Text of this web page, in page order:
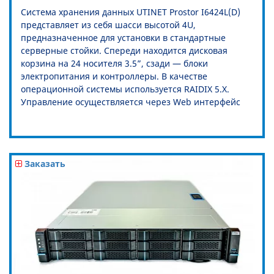
Система хранения данных UTINET Prostor I6424L(D)
представляет из себя шасси высотой 4U,
предназначенное для установки в стандартные
серверные стойки. Спереди находится дисковая
корзина на 24 носителя 3.5”, сзади — блоки
электропитания и контроллеры. В качестве
операционной системы используется RAIDIX 5.X.
Управление осуществляется через Web интерфейс
Заказать